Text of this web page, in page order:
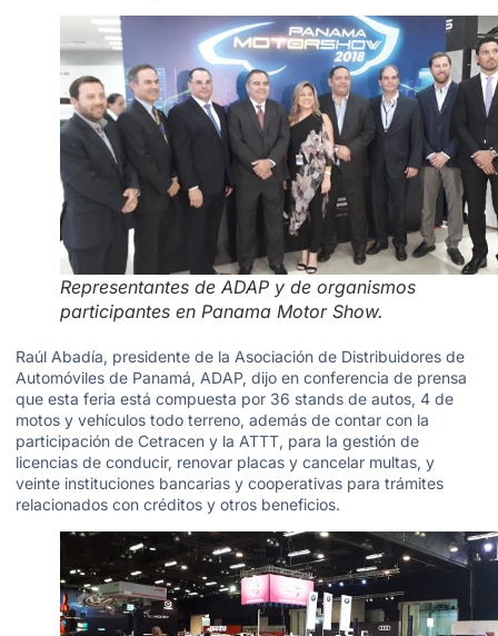
Representantes de ADAP y de organismos
participantes en Panama Motor Show.
Raúl Abadía, presidente de la Asociación de Distribuidores de
Automóviles de Panamá, ADAP, dijo en conferencia de prensa
que esta feria está compuesta por 36 stands de autos, 4 de
motos y vehículos todo terreno, además de contar con la
participación de Cetracen y la ATTT, para la gestión de
licencias de conducir, renovar placas y cancelar multas, y
veinte instituciones bancarias y cooperativas para trámites
relacionados con créditos y otros beneficios.